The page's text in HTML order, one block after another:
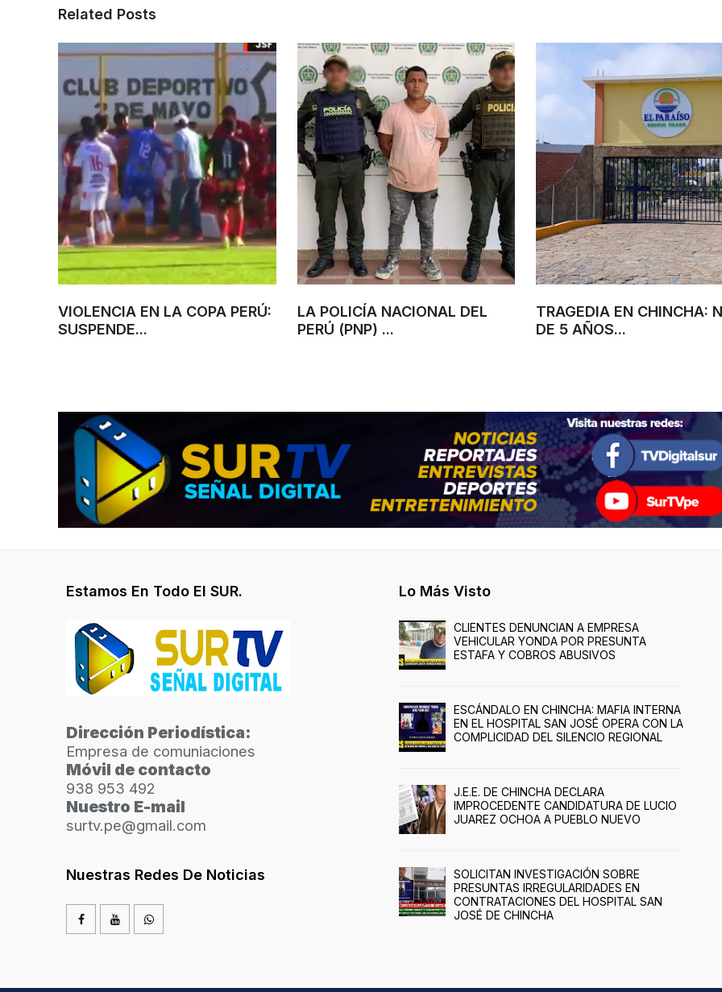
Related Posts
VIOLENCIA EN LA COPA PERÚ:
SUSPENDE...
LA POLICÍA NACIONAL DEL
PERÚ (PNP) ...
TRAGEDIA EN CHINCHA:
DE 5 AÑOS...
Estamos En Todo El SUR.
Dirección Periodística:
Empresa de comuniaciones
Móvil de contacto
938 953 492
Nuestro E-mail
surtv.pe@gmail.com
Nuestras Redes De Noticias
Lo Más Visto
CLIENTES DENUNCIAN A EMPRESA
VEHICULAR YONDA POR PRESUNTA
ESTAFA Y COBROS ABUSIVOS
ESCÁNDALO EN CHINCHA: MAFIA INTERNA
EN EL HOSPITAL SAN JOSÉ OPERA CON LA
COMPLICIDAD DEL SILENCIO REGIONAL
J.E.E. DE CHINCHA DECLARA
IMPROCEDENTE CANDIDATURA DE LUCIO
JUAREZ OCHOA A PUEBLO NUEVO
SOLICITAN INVESTIGACIÓN SOBRE
PRESUNTAS IRREGULARIDADES EN
CONTRATACIONES DEL HOSPITAL SAN
JOSÉ DE CHINCHA